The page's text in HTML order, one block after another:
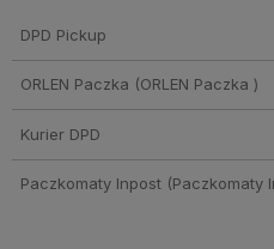
DPD Pickup
ORLEN Paczka (ORLEN Paczka )
Kurier DPD
Paczkomaty Inpost(Paczkomaty